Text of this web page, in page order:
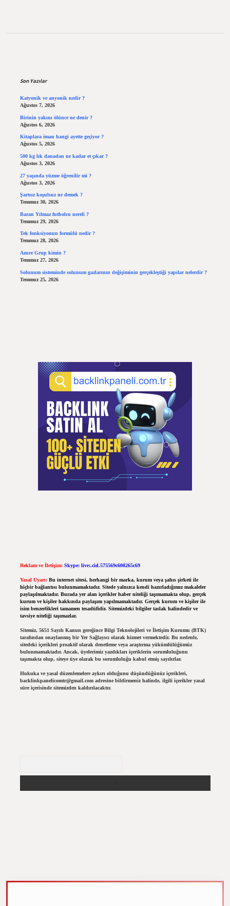
Son Yazılar
Katyonik ve anyonik nedir ?
Ağustos 7, 2026
Birinin yakını ölünce ne denir ?
Ağustos 6, 2026
Kitaplara iman hangi ayette geçiyor ?
Ağustos 5, 2026
500 kg lık danadan ne kadar et çıkar ?
Ağustos 3, 2026
27 yaşında yüzme öğrenilir mi ?
Ağustos 3, 2026
Şartsız koşulsuz ne demek ?
Temmuz 30, 2026
Baran Yılmaz futbolcu nereli ?
Temmuz 29, 2026
Tek fonksiyonun formülü nedir ?
Temmuz 28, 2026
Azure Grup kimin ?
Temmuz 27, 2026
Solunum sisteminde solunum gazlarının değişiminin gerçekleştiği yapılar nelerdir ?
Temmuz 25, 2026
Reklam ve İletişim: Skype: live:.cid.575569c608265c69
Yasal Uyarı: Bu internet sitesi, herhangi bir marka, kurum veya şahıs şirketi ile
hiçbir bağlantısı bulunmamaktadır. Sitede yalnızca kendi hazırladığımız makaleler
paylaşılmaktadır. Burada yer alan içerikler haber niteliği taşımamakta olup, gerçek
kurum ve kişiler hakkında paylaşım yapılmamaktadır. Gerçek kurum ve kişiler ile
isim benzerlikleri tamamen tesadüfidir. Sitemizdeki bilgiler taslak halindedir ve
tavsiye niteliği taşımazlar.
Sitemiz, 5651 Sayılı Kanun gereğince Bilgi Teknolojileri ve İletişim Kurumu (BTK)
tarafından onaylanmış bir Yer Sağlayıcı olarak hizmet vermektedir. Bu nedenle,
sitedeki içerikleri proaktif olarak denetleme veya araştırma yükümlülüğümüz
bulunmamaktadır. Ancak, üyelerimiz yazdıkları içeriklerin sorumluluğunu
taşımakta olup, siteye üye olarak bu sorumluluğu kabul etmiş sayılırlar.
Hukuka ve yasal düzenlemelere aykırı olduğunu düşündüğünüz içerikleri,
backlinkpanelicomtr@gmail.comadresine bildirmeniz halinde, ilgili içerikler yasal
süre içerisinde sitemizden kaldırılacaktır.